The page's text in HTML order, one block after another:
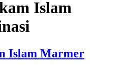
Islam
Islam Marmer